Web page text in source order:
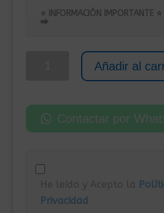
original
99,00€.
⭐ INFORMACIÓN IMPORTANTE
⮕
6
Paneles
300x180
Blanco
Añadir al
Contactar por
He leído y Acepto la
Privacidad